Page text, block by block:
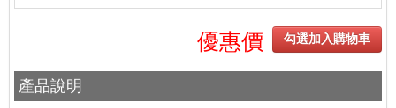
勾選加入購物車
優惠價
產品說明